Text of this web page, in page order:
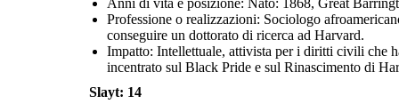
Anni di vita e posizione: Nato: 1868, Great
Professione o realizzazioni: Sociologo
conseguire un dottorato di ricerca ad Harvard.
Impatto: Intellettuale, attivista per i diritti civili che
incentrato sul Black Pride e sul Rinascimento di
Slayt: 14